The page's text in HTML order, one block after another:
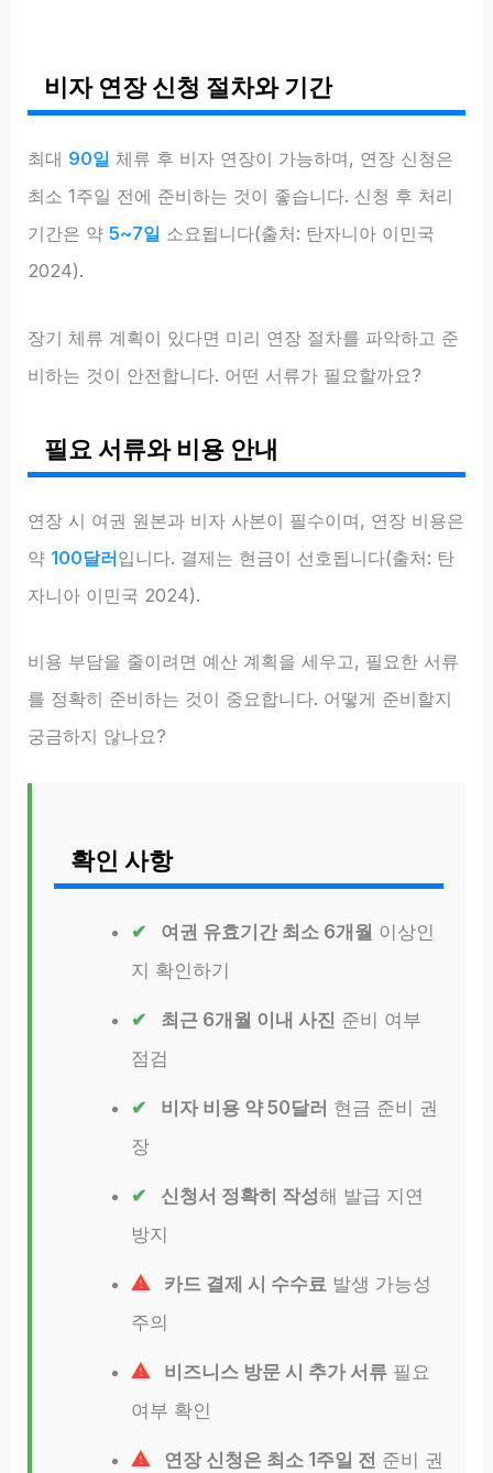
비자 연장 신청 절차와 기간
최대 90일 체류 후 비자 연장이 가능하며, 연장 신청은
최소 1주일 전에 준비하는 것이 좋습니다. 신청 후 처리
기간은 약5~7일 소요됩니다(출처: 탄자니아 이민국
2024).
장기 체류 계획이 있다면 미리 연장 절차를 파악하고 준
비하는 것이 안전합니다. 어떤 서류가 필요할까요?
필요 서류와 비용 안내
연장 시 여권 원본과 비자 사본이 필수이며, 연장 비용은
약 100달러입니다. 결제는 현금이 선호됩니다(출처: 탄
자니아 이민국 2024).
비용 부담을 줄이려면 예산 계획을 세우고, 필요한 서류
를 정확히 준비하는 것이 중요합니다. 어떻게 준비할지
궁금하지 않나요?
확인 사항
여권 유효기간 최소 6개월 이상인
지 확인하기
최근 6개월 이내 사진 준비 여부
점검
비자 비용 약 50달러 현금 준비 권
장
신청서 정확히 작성해 발급 지연
방지
카드 결제 시 수수료발생 가능성
주의
비즈니스 방문 시 추가 서류필요
여부 확인
연장 신청은 최소 1주일 전 준비 권